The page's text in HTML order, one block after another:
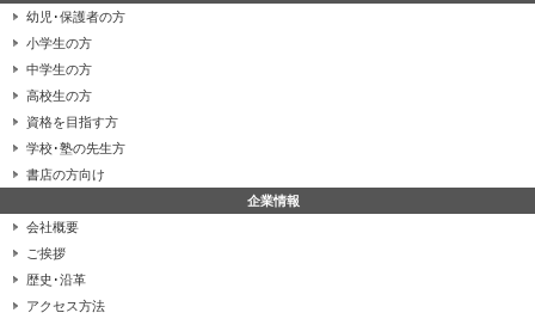
幼児･保護者の方
小学生の方
中学生の方
高校生の方
資格を目指す方
学校･塾の先生方
書店の方向け
企業情報
会社概要
ご挨拶
歴史･沿革
アクセス方法